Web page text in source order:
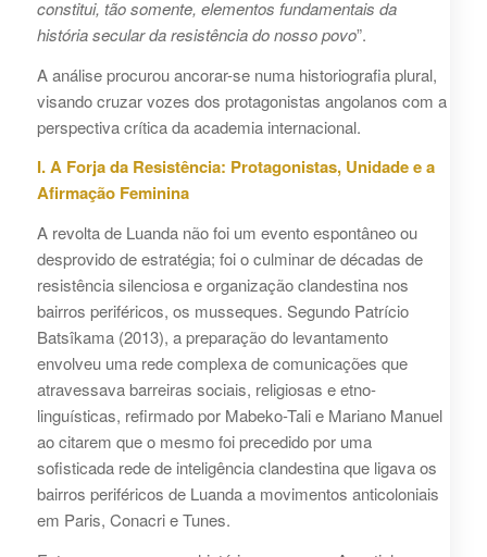
constitui, tão somente, elementos fundamentais da
história secular da resistência do nosso povo”.
A análise procurou ancorar-se numa historiografia plural,
visando cruzar vozes dos protagonistas angolanos com a
perspectiva crítica da academia internacional.
I. A Forja da Resistência: Protagonistas, Unidade e a
Afirmação Feminina
A revolta de Luanda não foi um evento espontâneo ou
desprovido de estratégia; foi o culminar de décadas de
resistência silenciosa e organização clandestina nos
bairros periféricos, os musseques. Segundo Patrício
Batsîkama (2013), a preparação do levantamento
envolveu uma rede complexa de comunicações que
atravessava barreiras sociais, religiosas e etno-
linguísticas, refirmado por Mabeko-Tali e Mariano Manuel
ao citarem que o mesmo foi precedido por uma
sofisticada rede de inteligência clandestina que ligava os
bairros periféricos de Luanda a movimentos anticoloniais
em Paris, Conacri e Tunes.